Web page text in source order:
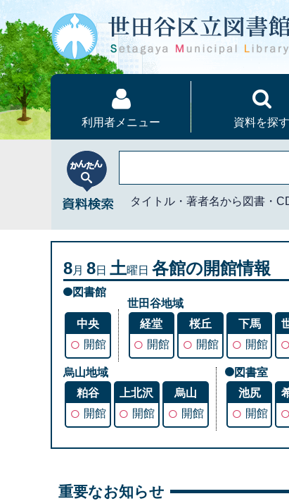
利用者メニュー 資料を探す
タイトル・著者名から図書・
8月 8日 土曜日 各館の開館情報
図書館
中央
○ 開館
世田谷地域
経堂
○ 開館
桜丘
○ 開館
下馬
○ 開館 ○
烏山地域
粕谷
○ 開館
上北沢
○ 開館
烏山
○ 開館
図書室
池尻
○ 開館 ○
重要なお知らせ